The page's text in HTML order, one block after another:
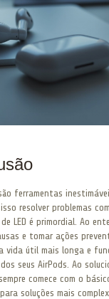
ferramentas
resolver problemas
LED é primordial. Ao
e tomar ações
vida útil mais longa e
seus AirPods. Ao
comece com o
soluções mais